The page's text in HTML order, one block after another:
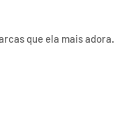
que ela mais